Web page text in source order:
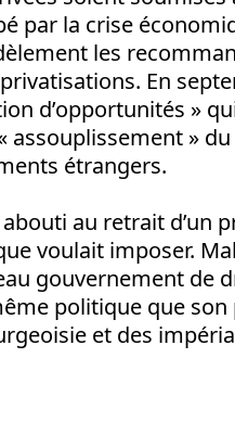
par la crise
les
En
d’opportunités »
assouplissement »
étrangers.
au retrait d’un
voulait imposer.
gouvernement de
politique que son
et des